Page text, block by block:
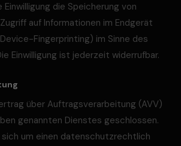
Einwilligung die Speicherung von
auf Informationen im Endgerät
Fingerprinting) im Sinne des
Einwilligung ist jederzeit widerrufbar.
über Auftragsverarbeitung (AVV)
genannten Dienstes geschlossen.
um einen datenschutzrechtlich